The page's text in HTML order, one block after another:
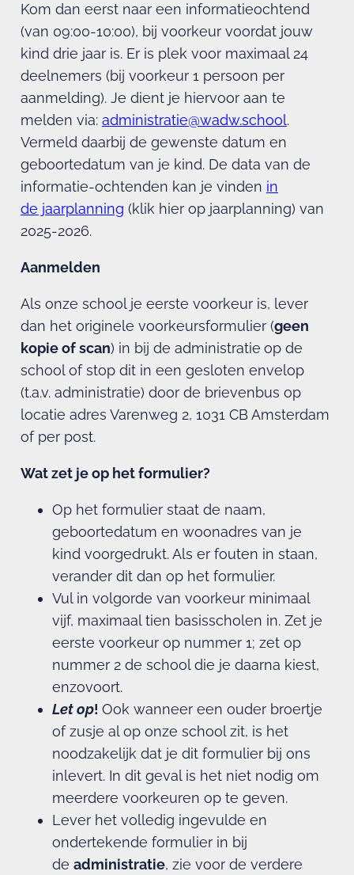
Kom dan eerst naar een informatieochtend
(van 09:00-10:00), bij voorkeur voordat jouw
kind drie jaar is. Er is plek voor maximaal 24
deelnemers (bij voorkeur 1 persoon per
aanmelding). Je dient je hiervoor aan te
melden via: administratie@wadw.school.
Vermeld daarbij de gewenste datum en
geboortedatum van je kind. De data van de
informatie-ochtenden kan je vinden in
de jaarplanning (klik hier op jaarplanning) van
2025-2026.
Aanmelden
Als onze school je eerste voorkeur is, lever
dan het originele voorkeursformulier (geen
kopie of scan) in bij de administratie op de
school of stop dit in een gesloten envelop
(t.a.v. administratie) door de brievenbus op
locatie adres Varenweg 2, 1031 CB Amsterdam
of per post.
Wat zet je op het formulier?
Op het formulier staat de naam,
geboortedatum en woonadres van je
kind voorgedrukt. Als er fouten in staan,
verander dit dan op het formulier.
Vul in volgorde van voorkeur minimaal
vijf, maximaal tien basisscholen in. Zet je
eerste voorkeur op nummer 1; zet op
nummer 2 de school die je daarna kiest,
enzovoort.
Let op! Ook wanneer een ouder broertje
of zusje al op onze school zit, is het
noodzakelijk dat je dit formulier bij ons
inlevert. In dit geval is het niet nodig om
meerdere voorkeuren op te geven.
Lever het volledig ingevulde en
ondertekende formulier in bij
de administratie, zie voor de verdere